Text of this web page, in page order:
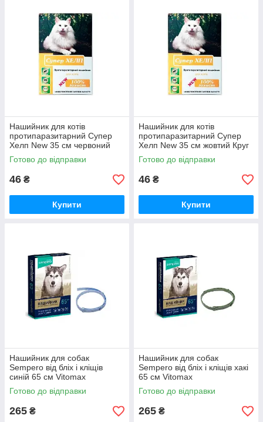
Нашийник для котів
протипаразитарний Супер
Хелп New 35 см червоний
Круг
Готово до відправки
46 ₴
Купити
Нашийник для котів
протипаразитарний Супер
Хелп New 35 см жовтий Круг
Готово до відправки
46 ₴
Купити
Нашийник для собак
Sempero від бліх і кліщів
синій 65 см Vitomax
Готово до відправки
265 ₴
Нашийник для собак
Sempero від бліх і кліщів хакі
65 см Vitomax
Готово до відправки
265 ₴